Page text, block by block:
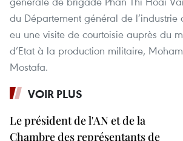
du Département général de l’industrie
eu une visite de courtoisie auprès du
d’Etat à la production militaire,
Mostafa.
VOIR PLUS
Le président de l'AN et de la
Chambre des représentants de